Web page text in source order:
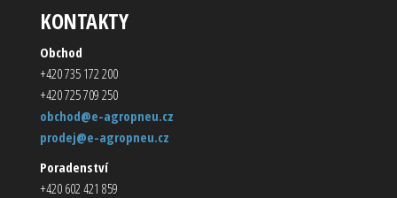
KONTAKTY
Obchod
+420 735 172 200
+420 725 709 250
obchod@e-agropneu.cz
prodej@e-agropneu.cz
Poradenství
+420 602 421 859